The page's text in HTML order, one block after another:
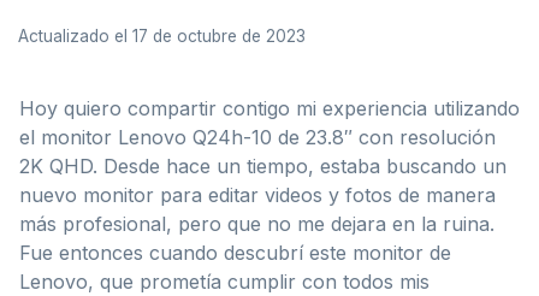
Actualizado el 17 de octubre de 2023
Hoy quiero compartir contigo mi experiencia utilizando
el monitor Lenovo Q24h-10 de 23.8″ con resolución
2K QHD. Desde hace un tiempo, estaba buscando un
nuevo monitor para editar videos y fotos de manera
más profesional, pero que no me dejara en la ruina.
Fue entonces cuando descubrí este monitor de
Lenovo, que prometía cumplir con todos mis